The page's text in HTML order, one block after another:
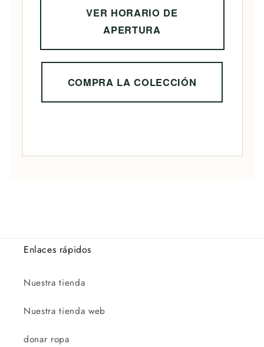
VER HORARIO DE
APERTURA
COMPRA LA COLECCIÓN
Enlaces rápidos
Nuestra tienda
Nuestra tienda web
donar ropa